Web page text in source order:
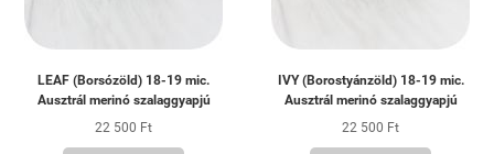
LEAF (Borsózöld) 18-19 mic.
Ausztrál merinó szalaggyapjú
22 500 Ft
IVY (Borostyánzöld) 18-19 mic.
Ausztrál merinó szalaggyapjú
22 500 Ft